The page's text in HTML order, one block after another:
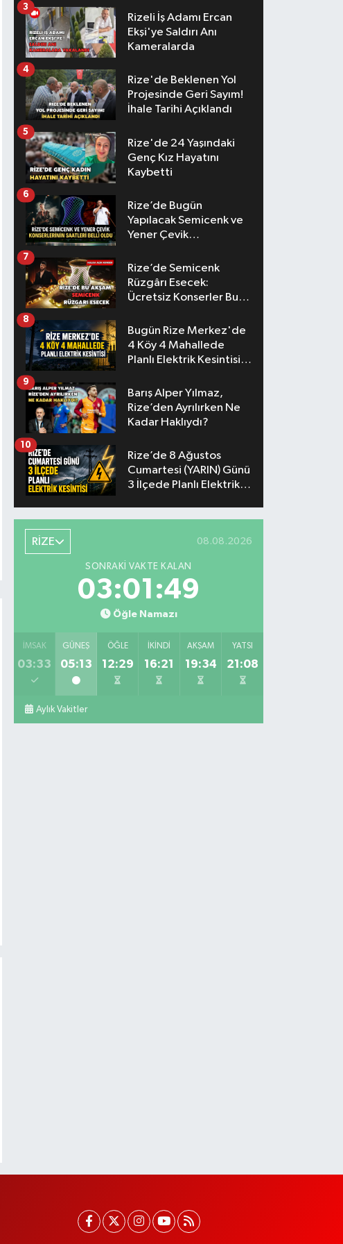
Rizeli İş Adamı Ercan
Ekşi'ye Saldırı Anı
Kameralarda
3
Rize'de Beklenen Yol
Projesinde Geri Sayım!
İhale Tarihi Açıklandı
4
Rize'de 24 Yaşındaki
Genç Kız Hayatını
Kaybetti
5
Rize’de Bugün
Yapılacak Semicenk ve
Yener Çevik
Belli Oldu
6
Rize’de Semicenk
Rüzgârı Esecek:
Ücretsiz Konserler Bu
7
Bugün Rize Merkez'de
4 Köy 4 Mahallede
Planlı Elektrik Kesintisi
8
Barış Alper Yılmaz,
Rize’den Ayrılırken Ne
Kadar Haklıydı?
9
Rize’de 8 Ağustos
Cumartesi (YARIN) Günü
3 İlçede Planlı Elektrik
10
RİZE 08.08.2026
SONRAKI VAKTE KALAN
03:01:48
Öğle Namazı
İMSAK
03:33
GÜNEŞ
05:13
ÖĞLE
12:29
İKINDI
16:21
AKŞAM
19:34
YATSI
21:08
Aylık Vakitler